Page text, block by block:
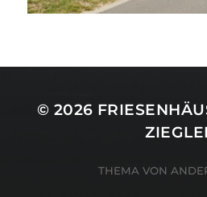
© 2026
THEMA VON